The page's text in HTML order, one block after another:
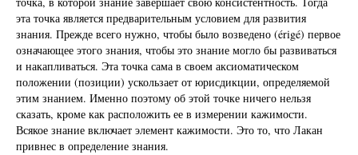
эта точка является предварительным условием для развития
знания. Прежде всего нужно, чтобы было возведено (érigé) первое
означающее этого знания, чтобы это знание могло бы развиваться
и накапливаться. Эта точка сама в своем аксиоматическом
положении (позиции) ускользает от юрисдикции, определяемой
этим знанием. Именно поэтому об этой точке ничего нельзя
сказать, кроме как расположить ее в измерении кажимости.
Всякое знание включает элемент кажимости. Это то, что Лакан
привнес в определение знания.